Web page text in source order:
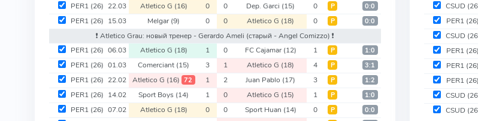
PER1 (26) 22.03 Atletico G (16) 0 0 Dep. Garci (15) 0 Р 0:0
PER1 (26) 15.03 Melgar(9) 0 0 Atletico G (18) 0 Р 0:0
❗️ Atletico Grau: новый тренер - Gerardo Ameli (старый - Angel Comizzo) ❗️
PER1 (26) 06.03 Atletico G (18) 1 0 FC Cajamar(12) 1 Р 1:0
PER1 (26) 01.03 Comerciant (15) 3 1 Atletico G (18) 4 Р 3:1
PER1 (26) 22.02 Atletico G (16) 72 1 2 Juan Pablo (17) 3 Р 1:2
PER1 (26) 14.02 Sport Boys (14) 1 0 Atletico G (15) 1 Р 1:0
PER1 (26) 07.02 Atletico G (18) 0 0 Sport Huan (14) 0 Р 0:0
CSUD
PER1 (26)
CSUD
PER1 (26)
PER1 (26)
PER1 (26)
CSUD
CSUD